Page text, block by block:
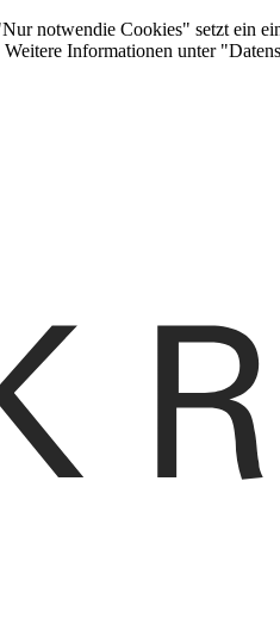
notwendie Cookies" setzt ein
Informationen unter